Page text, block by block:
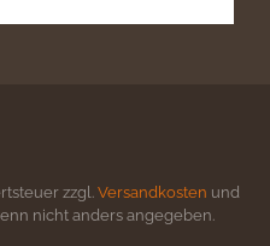
zzgl. Versandkosten und
nicht anders angegeben.